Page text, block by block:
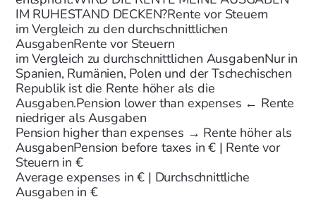
IM RUHESTAND DECKEN?Rente vor Steuern
im Vergleich zu den durchschnittlichen
AusgabenRente vor Steuern
im Vergleich zu durchschnittlichen AusgabenNur in
Spanien, Rumänien, Polen und der Tschechischen
Republik ist die Rente höher als die
Ausgaben.Pension lower than expenses ← Rente
niedriger als Ausgaben
Pension higher than expenses → Rente höher als
AusgabenPension before taxes in €| Rente vor
Steuern in €
Average expenses in € | Durchschnittliche
Ausgaben in €